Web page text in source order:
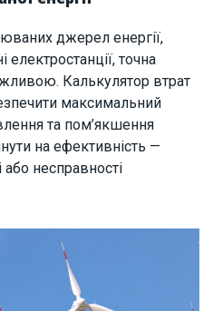
джерел енергії,
електростанції, точна
Калькулятор втрат
максимальний
та пом’якшення
на ефективність —
несправності